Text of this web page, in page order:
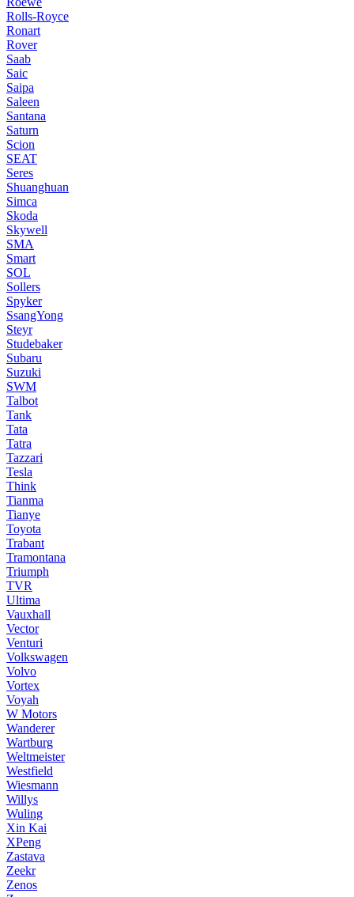
Rolls-Royce
Ronart
Rover
Saab
Saic
Saipa
Saleen
Santana
Saturn
Scion
SEAT
Seres
Shuanghuan
Simca
Skoda
Skywell
SMA
Smart
SOL
Sollers
Spyker
SsangYong
Steyr
Studebaker
Subaru
Suzuki
SWM
Talbot
Tank
Tata
Tatra
Tazzari
Tesla
Think
Tianma
Tianye
Toyota
Trabant
Tramontana
Triumph
TVR
Ultima
Vauxhall
Vector
Venturi
Volkswagen
Volvo
Vortex
Voyah
W Motors
Wanderer
Wartburg
Weltmeister
Westfield
Wiesmann
Willys
Wuling
Xin Kai
XPeng
Zastava
Zeekr
Zenos